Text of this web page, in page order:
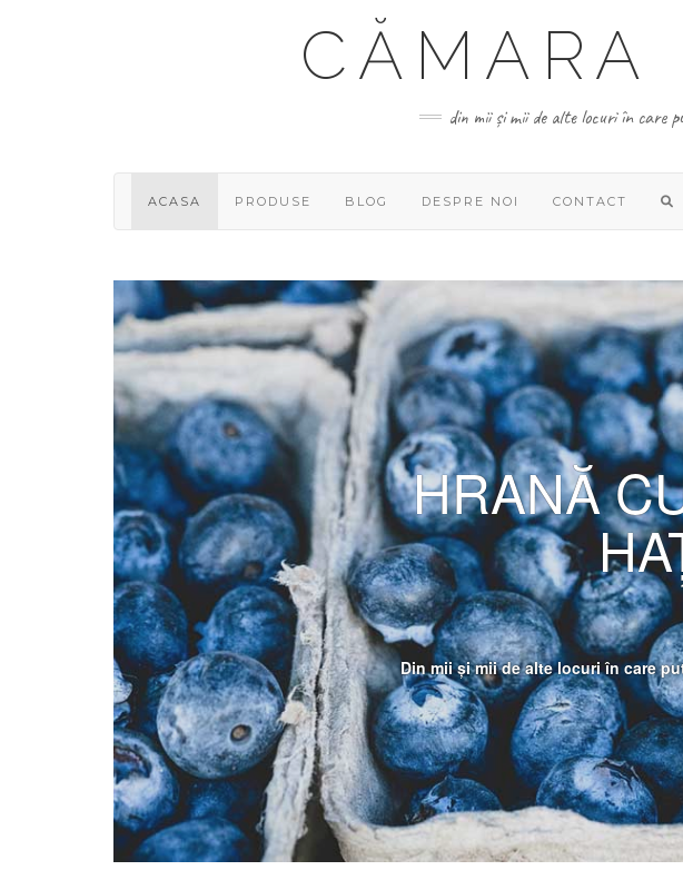
CĂMARA
din mii și mii de alte locuri în care
ACASA PRODUSE BLOG DESPRE NOI CONTACT
HRANĂ
Din mii și mii de alte locuri în care